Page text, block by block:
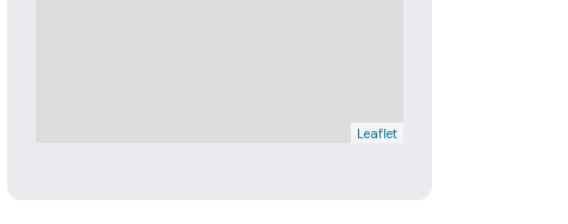
Leaflet